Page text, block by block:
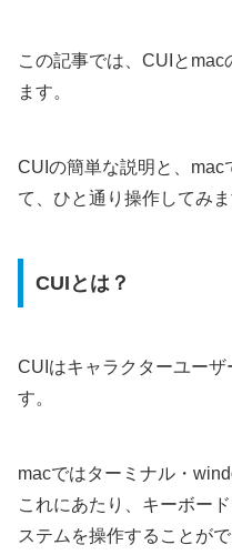
この記事では、CUIと
ます。
CUIの簡単な説明と、mac
て、ひと通り操作してみま
CUIとは？
CUIはキャラクターユー
す。
macではターミナル・
これにあたり、キーボー
ステムを操作することが